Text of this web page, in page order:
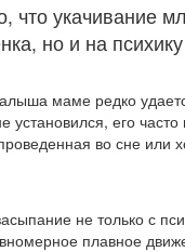
что укачивание
но и на
маме редко
его
во сне
не только с
плавное